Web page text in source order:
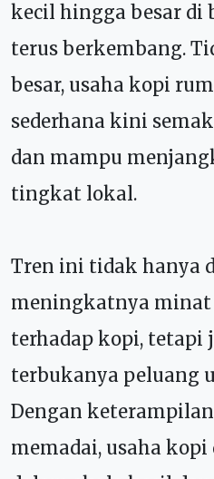
kecil hingga besar di
terus berkembang.
besar, usaha kopi
sederhana kini
dan mampu
tingkat lokal.
Tren ini tidak hanya
meningkatnya
terhadap kopi, tetapi
terbukanya peluang
Dengan
memadai, usaha